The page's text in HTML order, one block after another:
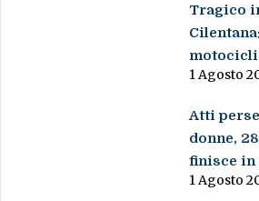
Tragico
1 Agosto
Atti
donne,
finisce in
1 Agosto